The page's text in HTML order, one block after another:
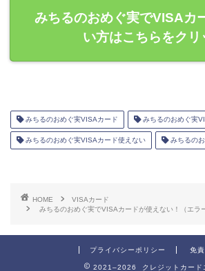
みちるのおめぐ実でVISAカ
い方はこちらをクリ
みちるのおめぐ実VISAカード みちるのおめぐ実
みちるのおめぐ実VISAカード使えない みちるの
HOME
VISAカード
みちるのおめぐ実でVISAカードが使えない！（エラ
プライバシーポリシー 免
2021–2026 クレジットカード